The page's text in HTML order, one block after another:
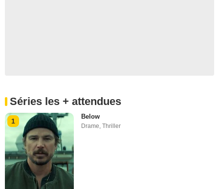
Séries les + attendues
1
Below
Drame,Thriller